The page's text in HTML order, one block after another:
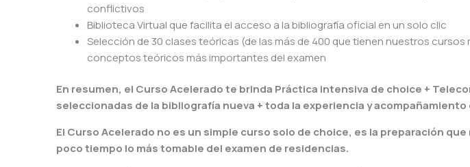
conflictivos
Biblioteca Virtual que facilita el acceso a la bibliografía oficial en un solo clic
Selección de 30 clases teóricas (de las más de 400 que tienen nuestros
conceptos teóricos más importantes del examen
En resumen, el Curso Acelerado te brinda Práctica intensiva de choice +
seleccionadas de la bibliografía nueva + toda la experiencia y
El Curso Acelerado no es un simple curso solo de choice, es la preparación
poco tiempo lo más tomable del examen de residencias.